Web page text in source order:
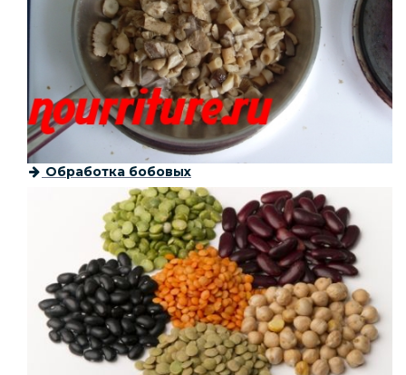
Обработка бобовых